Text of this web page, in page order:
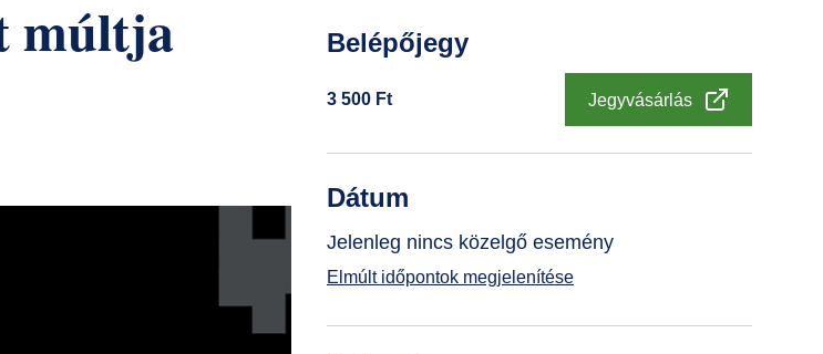
Kiállítások
feliratkozás
Helyszínbérlés
Infopont,
jegypénztár
múltja Belépőjegy
3 500 Ft Jegyvásárlás
Dátum
Jelenleg nincs közelgő esemény
Elmúlt időpontok megjelenítése